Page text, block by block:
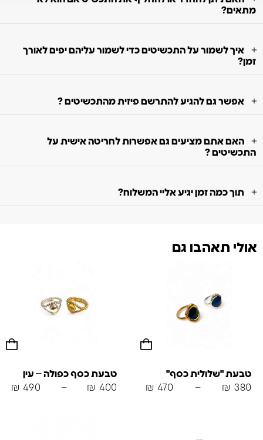
מתאים?
איך לשמור על התכשיטים כדי לשמור עליהם יפים לאורך
זמן?
אפשר גם להגיע להתרשם פיזית מהתכשיטים ?
האם אתם מציעים גם אפשרות לחריטה אישית על
התכשיטים ?
תוך כמה זמן יגיע אליי המשלוח?
אולי תאהבו גם
טבעת "שלולית כסף"
₪ 380
–
₪ 470
טבעת כסף כפולה – עין
₪ 400
–
₪ 490